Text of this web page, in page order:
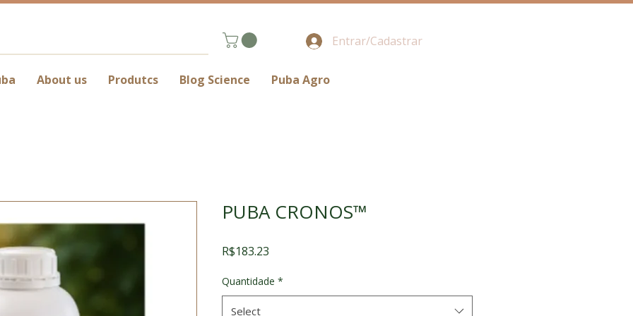
Entrar/Cadastrar
About us Produtcs Blog Science Puba Agro
PUBA CRONOS™
R$183.23
Quantidade *
Select